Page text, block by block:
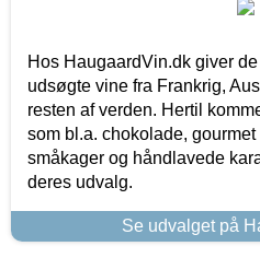
Hos HaugaardVin.dk giver
udsøgte vine fra Frankrig,
resten af verden. Hertil
som bl.a. chokolade,
småkager og håndlavede
deres udvalg.
Se udvalget på